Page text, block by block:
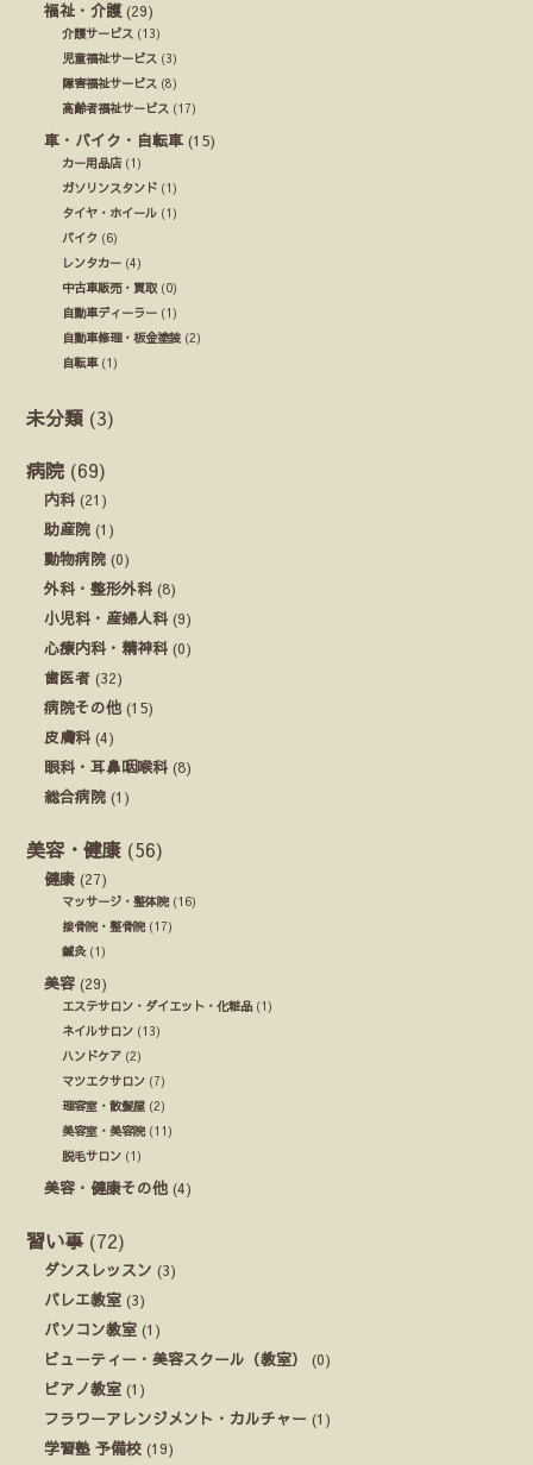
福祉・介護(29)
介護サービス (13)
児童福祉サービス (3)
障害福祉サービス (8)
高齢者福祉サービス (17)
車・バイク・自転車 (15)
カー用品店 (1)
ガソリンスタンド (1)
タイヤ・ホイール (1)
バイク (6)
レンタカー (4)
中古車販売・買取 (0)
自動車ディーラー (1)
自動車修理・板金塗装 (2)
自転車(1)
未分類 (3)
病院 (69)
内科 (21)
助産院 (1)
動物病院 (0)
外科・整形外科 (8)
小児科・産婦人科 (9)
心療内科・精神科 (0)
歯医者 (32)
病院その他 (15)
皮膚科 (4)
眼科・耳鼻咽喉科 (8)
総合病院 (1)
美容・健康 (56)
健康 (27)
マッサージ・整体院(16)
接骨院・整骨院(17)
鍼灸(1)
美容 (29)
エステサロン・ダイエット・化粧品 (1)
ネイルサロン (13)
ハンドケア (2)
マツエクサロン (7)
理容室・散髪屋 (2)
美容室・美容院(11)
脱毛サロン (1)
美容・健康その他 (4)
習い事 (72)
ダンスレッスン (3)
バレエ教室 (3)
パソコン教室 (1)
ビューティー・美容スクール（教室）
(0)
ピアノ教室 (1)
フラワーアレンジメント・カルチャー (1)
学習塾 予備校 (19)